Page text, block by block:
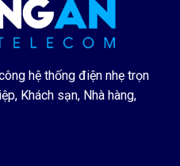
hệ thống điện nhẹ trọn
Khách sạn, Nhà hàng,